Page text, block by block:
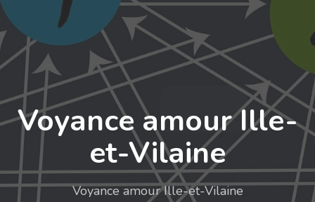
Voyance amour Ille-
et-Vilaine
Voyance amour Ille-et-Vilaine